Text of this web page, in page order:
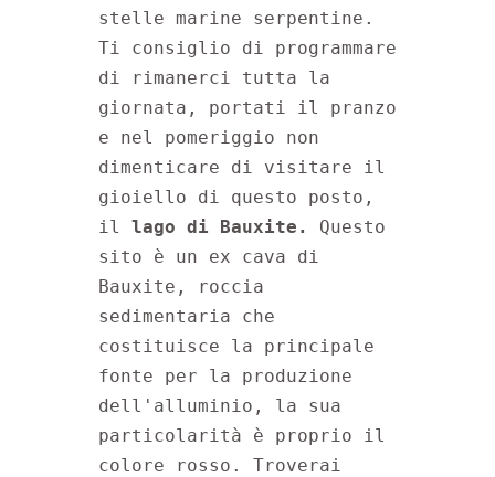
stelle marine serpentine.
Ti consiglio di programmare
di rimanerci tutta la
giornata, portati il pranzo
e nel pomeriggio non
dimenticare di visitare il
gioiello di questo posto,
il lago di Bauxite. Questo
sito è un ex cava di
Bauxite, roccia
sedimentaria che
costituisce la principale
fonte per la produzione
dell'alluminio, la sua
particolarità è proprio il
colore rosso. Troverai